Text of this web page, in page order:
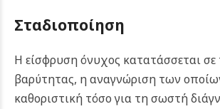
Σταδιοποίηση
Η είσφρυση όνυχος κατατάσσεται σε
βαρύτητας, η αναγνώριση των
καθοριστική τόσο για τη σωστή